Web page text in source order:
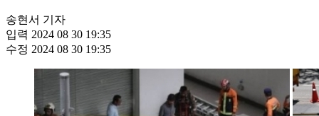
송현서 기자
입력 2024 08 30 19:35
수정 2024 08 30 19:35